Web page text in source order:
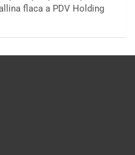
flaca a PDV Holding